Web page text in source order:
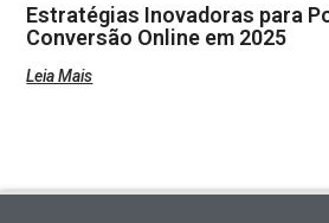
Estratégias Inovadoras para
Conversão Online em 2025
Leia Mais